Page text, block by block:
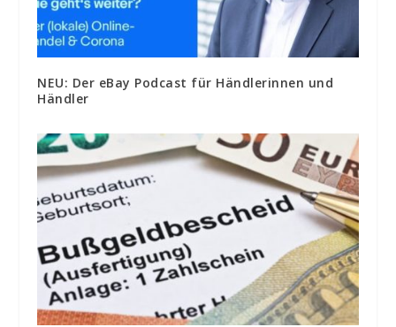
NEU: Der eBay Podcast für Händlerinnen und
Händler